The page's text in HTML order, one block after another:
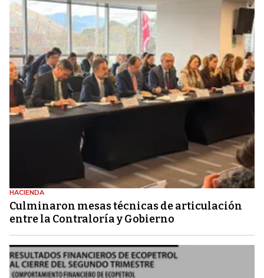
HACIENDA
Culminaron mesas técnicas de articulación
entre la Contraloría y Gobierno